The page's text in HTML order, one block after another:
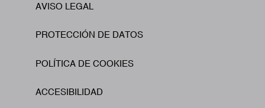
Footer
AVISO LEGAL
PROTECCIÓN DE DATOS
POLÍTICA DE COOKIES
ACCESIBILIDAD